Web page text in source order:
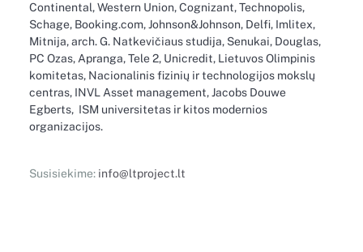
Continental, Western Union, Cognizant, Technopolis,
Schage, Booking.com, Johnson&Johnson, Delfi, Imlitex,
Mitnija, arch. G. Natkevičiaus studija, Senukai, Douglas,
PC Ozas, Apranga, Tele 2, Unicredit, Lietuvos Olimpinis
komitetas, Nacionalinis fizinių ir technologijos mokslų
centras, INVL Asset management, Jacobs Douwe
Egberts, ISM universitetas ir kitos modernios
organizacijos.
Susisiekime: info@ltproject.lt